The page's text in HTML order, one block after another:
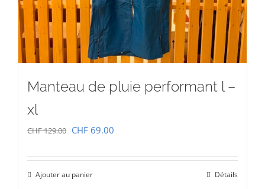
Manteau de pluie performant l –
xl
CHF129.00 Le
initial
était :
CHF 69.00
actuel
Ajouter au panier Détails